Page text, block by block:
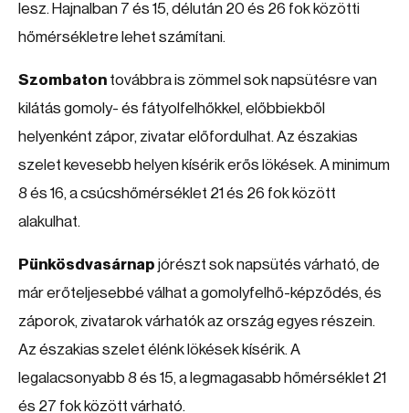
lesz. Hajnalban 7 és 15, délután 20 és 26 fok közötti
hőmérsékletre lehet számítani.
Szombaton továbbra is zömmel sok napsütésre van
kilátás gomoly- és fátyolfelhőkkel, előbbiekből
helyenként zápor, zivatar előfordulhat. Az északias
szelet kevesebb helyen kísérik erős lökések. A minimum
8 és 16, a csúcshőmérséklet 21 és 26 fok között
alakulhat.
Pünkösdvasárnap jórészt sok napsütés várható, de
már erőteljesebbé válhat a gomolyfelhő-képződés, és
záporok, zivatarok várhatók az ország egyes részein.
Az északias szelet élénk lökések kísérik. A
legalacsonyabb 8 és 15, a legmagasabb hőmérséklet 21
és 27 fok között várható.